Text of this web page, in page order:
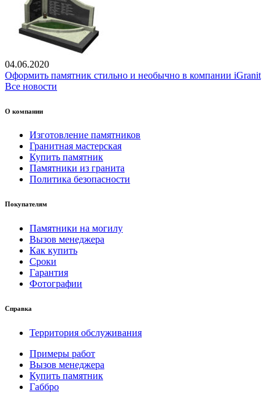
04.06.2020
Оформить памятник стильно и необычно в компании iGranit
Все новости
О компании
Изготовление памятников
Гранитная мастерская
Купить памятник
Памятники из гранита
Политика безопасности
Покупателям
Памятники на могилу
Вызов менеджера
Как купить
Сроки
Гарантия
Фотографии
Справка
Территория обслуживания
Примеры работ
Вызов менеджера
Купить памятник
Габбро